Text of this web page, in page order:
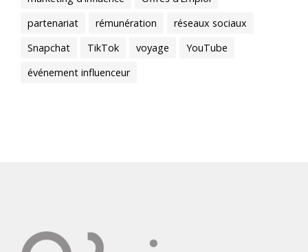
partenariat
rémunération
réseaux sociaux
Snapchat
TikTok voyage
YouTube
événement influenceur